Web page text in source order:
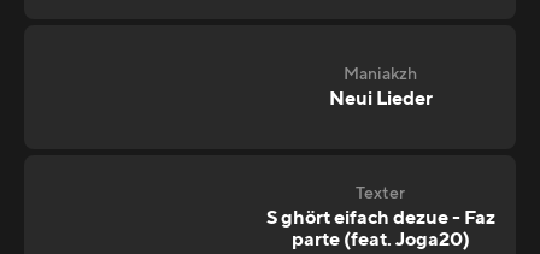
Maniakzh
Neui Lieder
Texter
S ghört eifach dezue - Faz
parte (feat. Joga20)